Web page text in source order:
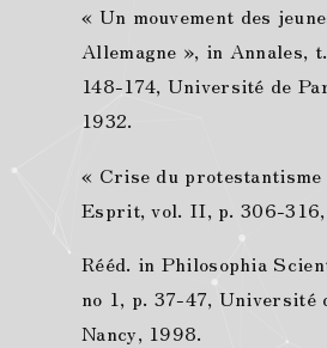
« Un mouvement des
Allemagne », in Annales,
148-174, Université de
1932.
« Crise du protestantisme
Esprit, vol. II, p. 306-
Rééd. in Philosophia
no 1, p. 37-47, Université
Nancy, 1998.